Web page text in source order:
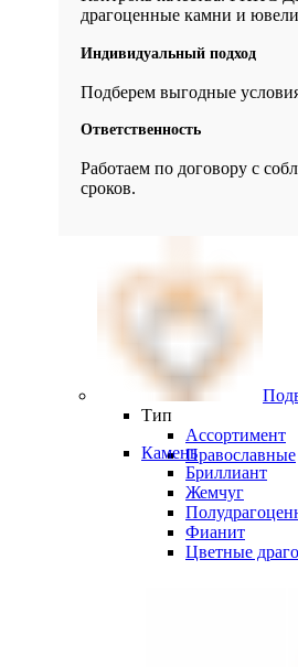
драгоценные камни и
Индивидуальный подход
Подберем выгодные
Ответственность
Работаем по договору с
сроков.
Тип
Ассортимент
Православные
Камень
Бриллиант
Жемчуг
Фианит
Цветные